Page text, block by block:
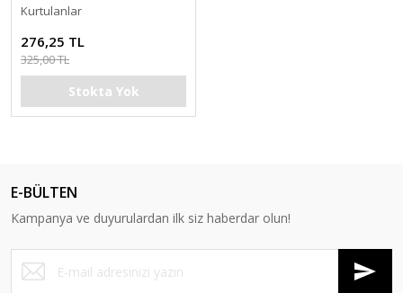
Kurtulanlar
276,25 TL
325,00 TL
Stokta Yok
E-BÜLTEN
Kampanya ve duyurulardan ilk siz haberdar olun!